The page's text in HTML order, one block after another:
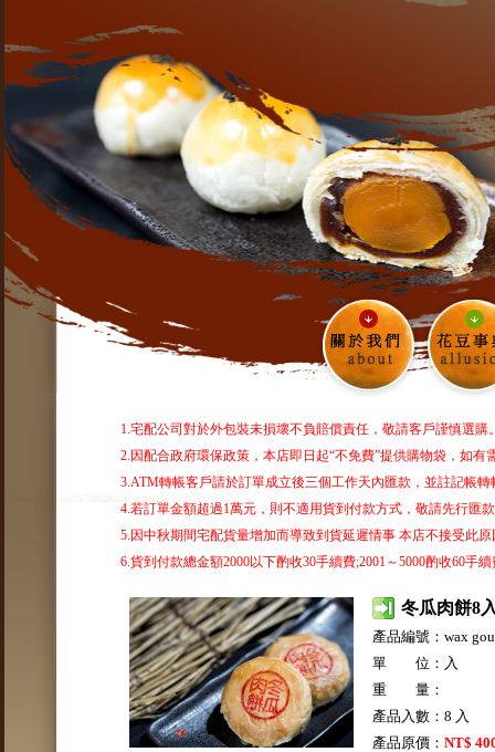
1.宅配公司對於外包裝未損壞不負賠償責任，敬請客戶謹慎選購
2.因配合政府環保政策，本店即日起“不免費”提供購物袋，如有
3.ATM轉帳客戶請於訂單成立後三個工作天內匯款，並註記帳
4.若訂單金額超過1萬元，則不適用貨到付款方式，敬請先行匯
5.因中秋期間宅配貨量增加而導致到貨延遲情事 本店不接受此
6.貨到付款總金額2000以下酌收30手續費;2001～5000酌收60手
冬瓜肉餅8
產品編號：wax
單 位：入
重 量：
產品入數：8 入
產品原價： NT$